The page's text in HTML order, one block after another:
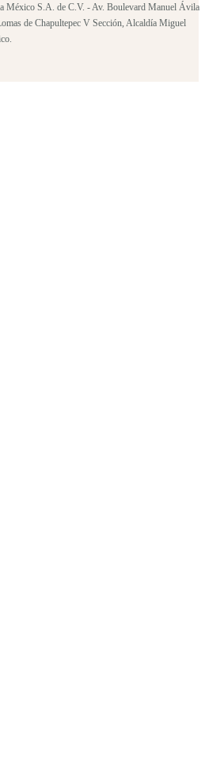
México S.A. de C.V. - Av. Boulevard Manuel Ávila
de Chapultepec V Sección, Alcaldía Miguel